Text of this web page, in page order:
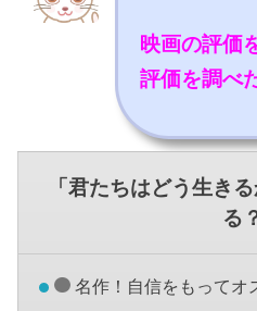
映画の評価
評価を調べ
「君たちはどう生き
る
名作！自信をもってオ